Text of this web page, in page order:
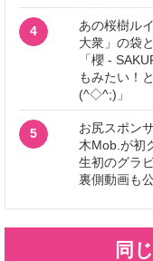
4
あの桜樹ル
大衆」の袋
「櫻 -
もみたい！
(^◇^;)」
5
お尻スポン
木Mob.が初
生初のグラ
裏側動画も
同